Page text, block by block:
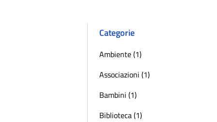
Categorie
Ambiente (1)
Associazioni (1)
Bambini (1)
Biblioteca (1)